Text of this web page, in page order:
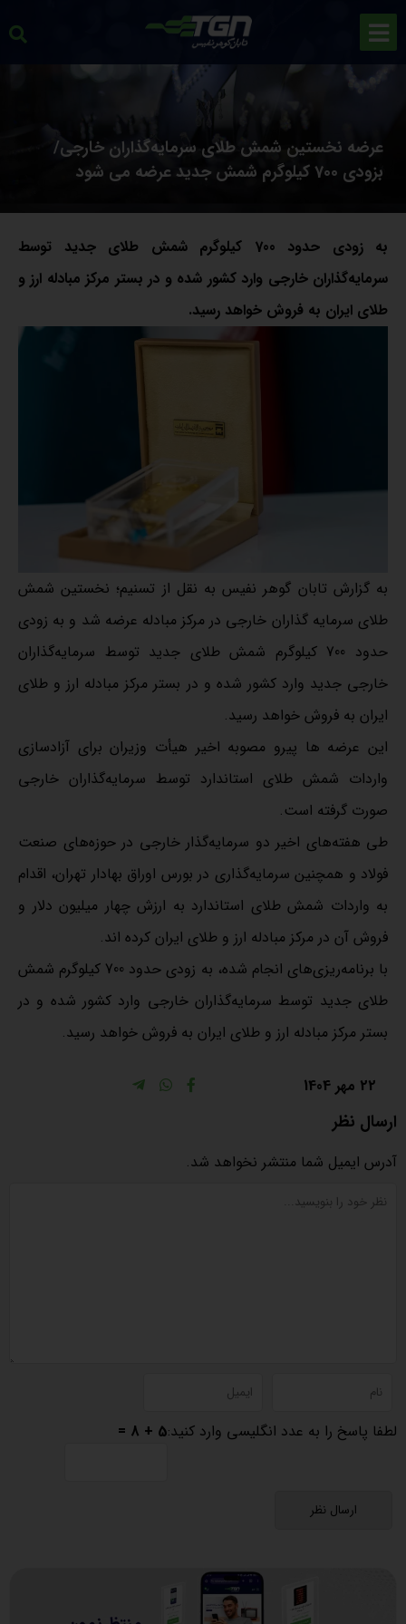
عرضه نخستین شمش طلای سرمایه‌گذاران خارجی/
بزودی 700 کیلوگرم شمش جدید عرضه می شود
به زودی حدود 700 کیلوگرم شمش طلای جدید توسط
سرمایه‌گذاران خارجی وارد کشور شده و در بستر مرکز مبادله ارز و
طلای ایران به فروش خواهد رسید.
به گزارش تابان گوهر نفیس به نقل از تسنیم؛ نخستین شمش
طلای سرمایه گذاران خارجی در مرکز مبادله عرضه شد و به زودی
حدود 700 کیلوگرم شمش طلای جدید توسط سرمایه‌گذاران
خارجی جدید وارد کشور شده و در بستر مرکز مبادله ارز و طلای
ایران به فروش خواهد رسید.
این عرضه ها پیرو مصوبه اخیر هیأت وزیران برای آزادسازی
واردات شمش طلای استاندارد توسط سرمایه‌گذاران خارجی
صورت گرفته است.
طی هفته‌های اخیر دو سرمایه‌گذار خارجی در حوزه‌های صنعت
فولاد و همچنین سرمایه‌گذاری در بورس اوراق بهادار تهران، اقدام
به واردات شمش طلای استاندارد به ارزش چهار میلیون دلار و
فروش آن در مرکز مبادله ارز و طلای ایران کرده اند.
با برنامه‌ریزی‌های انجام شده، به زودی حدود 700 کیلوگرم شمش
طلای جدید توسط سرمایه‌گذاران خارجی وارد کشور شده و در
بستر مرکز مبادله ارز و طلای ایران به فروش خواهد رسید.
22 مهر 1404
ارسال نظر
آدرس ایمیل شما منتشر نخواهد شد.
لطفا پاسخ را به عدد انگلیسی وارد کنید:5 + 8 =